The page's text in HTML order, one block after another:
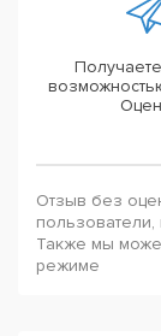
Отзыв без
Также мы
режиме